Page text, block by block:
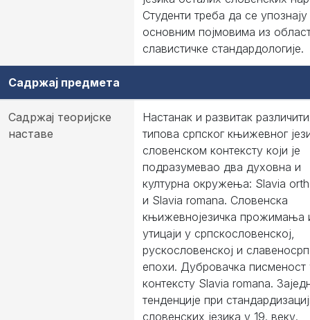
Студенти треба да се
основним појмовима из
славистичке стандардологије.
Садржај предмета
Садржај теоријске
наставе
Настанак и развитак
типова српског књижевног
словенском контексту који је
подразумевао два духовна и
културна окружења: Slavia
и Slavia romana. Словенска
књижевнојезичка прожимања
утицаји у српскословенској,
рускословенској и
епохи. Дубровачка писменост
контексту Slavia romana.
тенденције при
словенских језика у 19. веку.